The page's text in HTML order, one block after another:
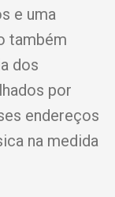
e uma
também
dos
por
endereços
na medida